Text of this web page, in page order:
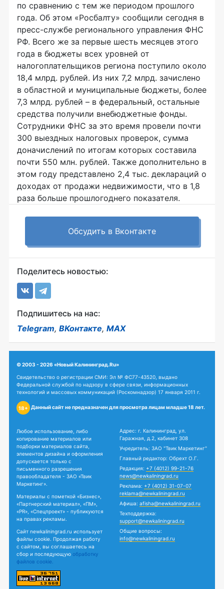
по сравнению с тем же периодом прошлого
года. Об этом «Росбалту» сообщили сегодня в
пресс-службе регионального управления ФНС
РФ. Всего же за первые шесть месяцев этого
года в бюджеты всех уровней от
налогоплательщиков региона поступило около
18,4 млрд. рублей. Из них 7,2 млрд. зачислено
в областной и муниципальные бюджеты, более
7,3 млрд. рублей – в федеральный, остальные
средства получили внебюджетные фонды.
Сотрудники ФНС за это время провели почти
300 выездных налоговых проверок, сумма
доначислений по итогам которых составила
почти 550 млн. рублей. Также дополнительно в
этом году представлено 2,4 тыс. деклараций о
доходах от продажи недвижимости, что в 1,8
раза больше прошлогоднего показателя.
Обсудить в Вконтакте
Поделитесь новостью:
Подпишитесь на нас:
Telegram, ВКонтакте, MAX
© 2003 - 2026 «Новый Калининград.Ru»
Свидетельство о регистрации СМИ: Эл № ФС77-43520, выдано
Федеральной службой по надзору в сфере связи, информационных
технологий и массовых коммуникаций (Роскомнадзор) 17 января 2011 г.
18+ Данный сайт не предназначен для просмотра лицам младше 18 лет.
Любое использование, либо
копирование материалов или
подборки материалов сайта,
элементов дизайна и оформления
допускается только с
письменного разрешения
правообладателя - ЗАО «Твик
Маркетинг».
Материалы с пометкой «Бизнес»,
«Партнерский материал», «ПМ»,
«PR», «Спецпроект» - публикуются
на правах рекламы.
Сайт newkaliningrad.ru использует
файлы cookie. Продолжая работу
с сайтом, вы соглашаетесь на
сбор и последующую обработку
файлов cookie.
Адрес: г. Калининград, ул.
Гаражная, д.2, кабинет 308
Учредитель: ЗАО "Твик Маркетинг"
Главный редактор: Обрехт О.Г.
Редакция: +7 (4012) 99-21-76
news@newkaliningrad.ru
Реклама: +7 (4012) 31-07-07
reklama@newkaliningrad.ru
Афиша: afisha@newkaliningrad.ru
Техподдержка:
support@newkaliningrad.ru
Общие вопросы:
info@newkaliningrad.ru